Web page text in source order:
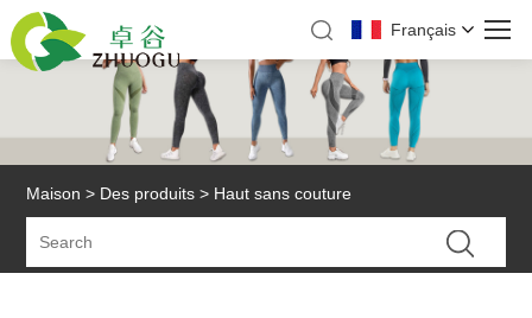
Français
Maison > Des produits > Haut sans couture